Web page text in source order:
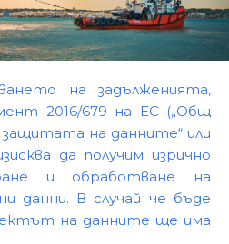
на задълженията,
2016/679 на ЕС („Общ
на данните“ или
да получим изрично
и обработване на
данни. В случай че бъде
на данните ще има